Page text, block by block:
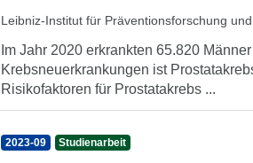
Leibniz-Institut für Präventionsforschung
Im Jahr 2020 erkrankten 65.820
Krebsneuerkrankungen ist
Risikofaktoren für Prostatakrebs ...
2023-09 Studienarbeit